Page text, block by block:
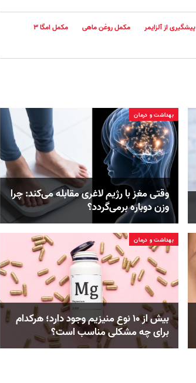
پیشگیری از آلزایمر مکمل روغن ماهی
مکمل امگا ۳
بهداشت و درمان
وقتی مغز با رژیم لاغری مقابله می‌کند: چرا
وزن دوباره برمی‌گردد؟
بهداشت و درمان
بیش از ۱۰ نوع منیزیم وجود دارد؛ هر‌کدام
برای چه مشکلی مناسب‌ است؟